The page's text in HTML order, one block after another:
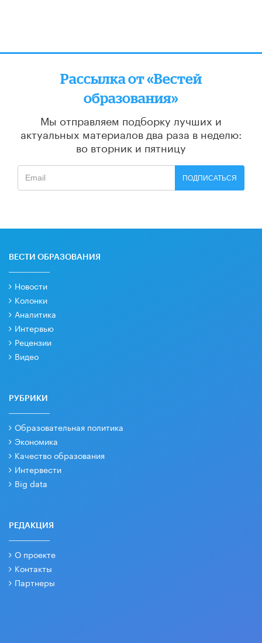
Рассылка от «Вестей
образования»
Мы отправляем подборку лучших и
актуальных материалов два раза в неделю:
во вторник и пятницу
ПОДПИСАТЬСЯ
ВЕСТИ ОБРАЗОВАНИЯ
Новости
Колонки
Аналитика
Интервью
Рецензии
Видео
РУБРИКИ
Образовательная политика
Экономика
Качество образования
Интервести
Big data
РЕДАКЦИЯ
О проекте
Контакты
Партнеры